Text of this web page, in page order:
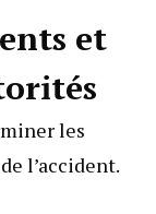
et
les
l’accident.